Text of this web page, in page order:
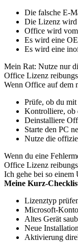
Die falsche E-
Die Lizenz wird
Office wird vom
Es wird eine
Es wird eine
Mein Rat: Nutze nur
Office Lizenz
Wenn Office auf dem
Prüfe, ob du
Kontrolliere, ob
Deinstalliere
Starte den PC
Nutze die
Wenn du eine
Office Lizenz
Ich gehe bei so einem
Meine Kurz-
Lizenztyp
Microsoft-
Altes Gerät
Neue
Aktivierung